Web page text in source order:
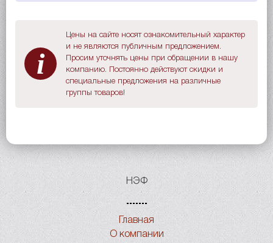
i
Цены на сайте носят ознакомительный характер
и не являются публичным предложением.
Просим уточнять цены при обращении в нашу
компанию. Постоянно действуют скидки и
специальные предложения на различные
группы товаров!
НЭФ
Главная
О компании